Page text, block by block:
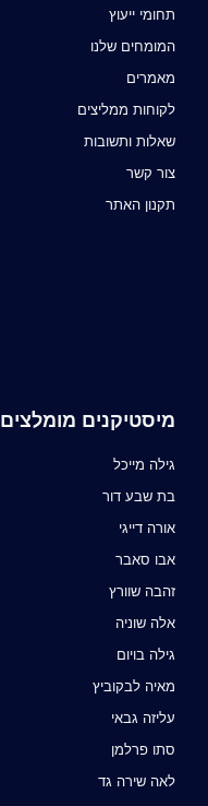
תחומי ייעוץ
המומחים שלנו
מאמרים
לקוחות ממליצים
שאלות ותשובות
צור קשר
תקנון האתר
מיסטיקנים מומלצים
גילה מייכל
בת שבע דור
אורה דייגי
אבו סאבר
זהבה שוורץ
אלה שוניה
גילה בויום
מאיה לבקוביץ
עליזה גבאי
סתו פרלמן
לאה שירה גד